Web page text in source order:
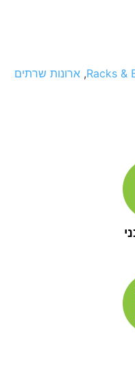
Racks &
, ארונות שרתים